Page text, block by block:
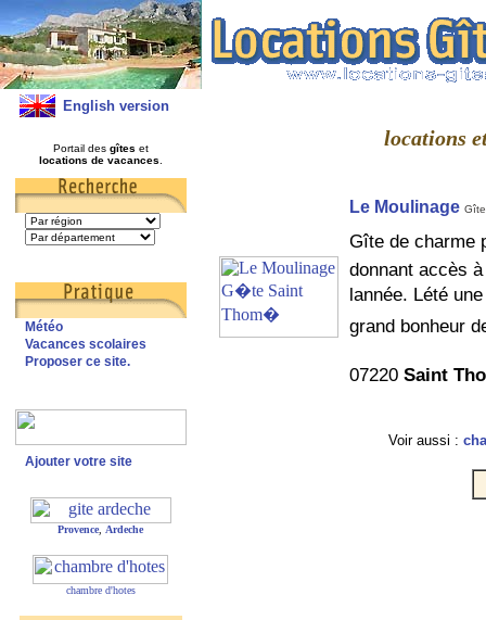
English version
Portail des gîtes et
locations de vacances
Météo
Vacances scolaires
Proposer ce site.
Ajouter votre site
Provence Ardeche
chambre d'hotes
locations
Le Moulinage Gîte
Gîte de charme
donnant accès
lannée. Lété
grand bonheur
07220 Saint
Voir aussi :